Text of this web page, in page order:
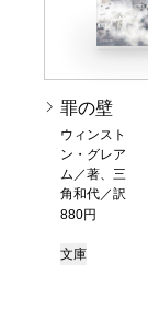
罪の壁
ウィンスト
ン・グレア
ム／著、三
角和代／訳
880円
文庫